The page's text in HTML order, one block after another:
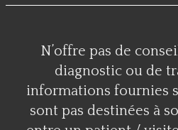
N’offre pas de
diagnostic ou de
informations fournies
sont pas destinées à